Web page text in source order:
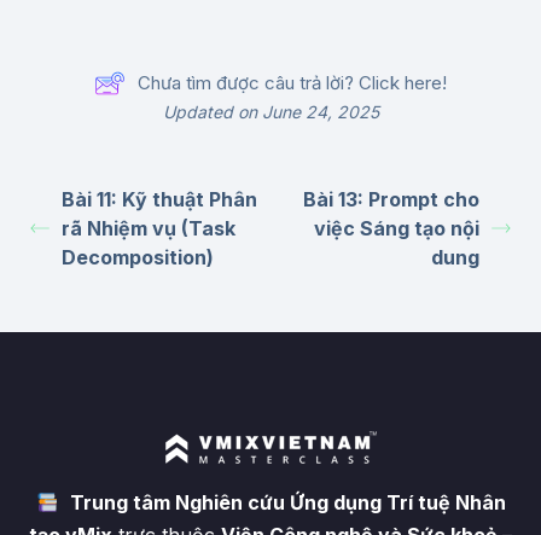
Chưa tìm được câu trả lời? Click here!
Updated on June 24, 2025
Bài 11: Kỹ thuật Phân
rã Nhiệm vụ (Task
Decomposition)
Bài 13: Prompt cho
việc Sáng tạo nội
dung
Trung tâm Nghiên cứu Ứng dụng Trí tuệ Nhân